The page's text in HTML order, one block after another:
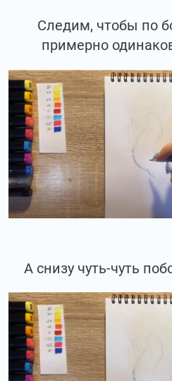
Следим, чтобы по
примерно
А снизу чуть-чуть